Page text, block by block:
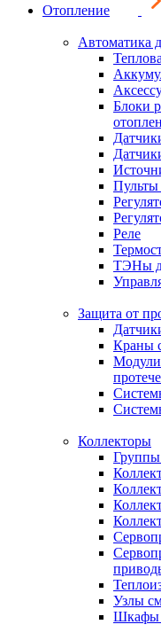
Отопление
Автоматика
Блоки
Пульты
Реле
ТЭНы
Защита от
Краны
Модули
Коллекторы
Группы
Узлы
Шкафы